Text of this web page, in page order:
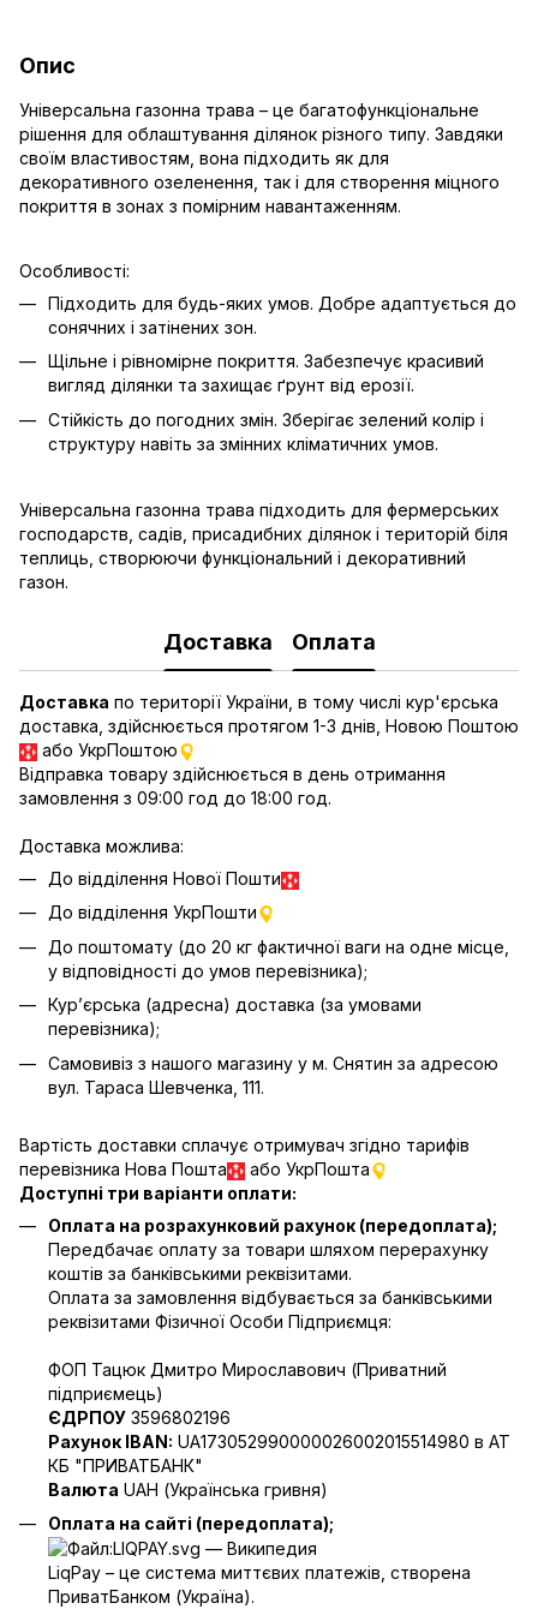
Опис
Універсальна газонна трава – це багатофункціональне
рішення для облаштування ділянок різного типу. Завдяки
своїм властивостям, вона підходить як для
декоративного озеленення, так і для створення міцного
покриття в зонах з помірним навантаженням.
Особливості:
Підходить для будь-яких умов. Добре адаптується до
сонячних і затінених зон.
Щільне і рівномірне покриття. Забезпечує красивий
вигляд ділянки та захищає ґрунт від ерозії.
Стійкість до погодних змін. Зберігає зелений колір і
структуру навіть за змінних кліматичних умов.
Універсальна газонна трава підходить для фермерських
господарств, садів, присадибних ділянок і територій біля
теплиць, створюючи функціональний і декоративний
газон.
Доставка Оплата
Доставка по території України, в тому числі кур'єрська
доставка, здійснюється протягом 1-3 днів, Новою Поштою
або УкрПоштою
Відправка товару здійснюється в день отримання
замовлення з 09:00 год до 18:00 год.
Доставка можлива:
До відділення Нової Пошти
До відділення УкрПошти
До поштомату (до 20 кг фактичної ваги на одне місце,
у відповідності до умов перевізника);
Кур’єрська (адресна) доставка (за умовами
перевізника);
Самовивіз з нашого магазину у м. Снятин за адресою
вул. Тараса Шевченка, 111.
Вартість доставки сплачує отримувач згідно тарифів
перевізника Нова Пошта
або УкрПошта
Доступні три варіанти оплати:
Оплата на розрахунковий рахунок (передоплата);
Передбачає оплату за товари шляхом перерахунку
коштів за банківськими реквізитами.
Оплата за замовлення відбувається за банківськими
реквізитами Фізичної Особи Підприємця:
ФОП Тацюк Дмитро Мирославович (Приватний
пiдприємець)
ЄДРПОУ 3596802196
Рахунок IBAN: UA173052990000026002015514980 в АТ
КБ "ПРИВАТБАНК"
Валюта UAH (Українська гривня)
Оплата на сайті (передоплата);
LiqPay – це система миттєвих платежів, створена
ПриватБанком (Україна).